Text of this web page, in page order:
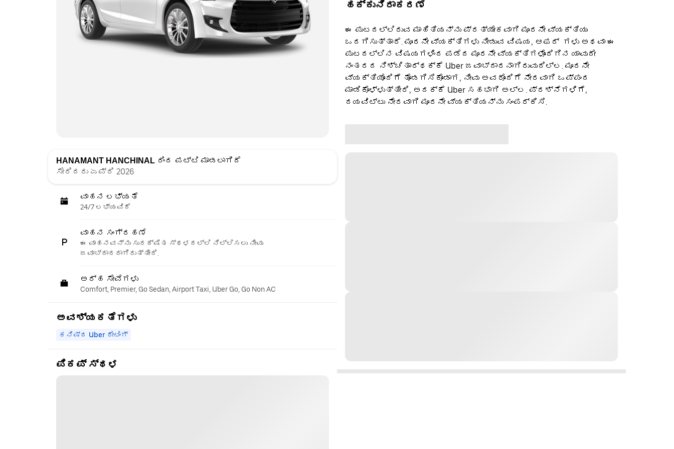
HANAMANT HANCHINAL ರಿಂದ ಪಟ್ಟಿ ಮಾಡಲಾಗಿದೆ
ಸೇರಿದರು ಏಪ್ರಿ 2026
ವಾಹನ ಲಭ್ಯತೆ
24/7 ಲಭ್ಯವಿದೆ
ವಾಹನ ಸಂಗ್ರಹಣೆ
ಈ ವಾಹನವನ್ನು ಸುರಕ್ಷಿತ ಸ್ಥಳದಲ್ಲಿ ನಿಲ್ಲಿಸಲು ನೀವು
ಜವಾಬ್ದಾರರಾಗಿರುತ್ತೀರಿ.
ಅರ್ಹ ಸೇವೆಗಳು
Comfort, Premier, Go Sedan, Airport Taxi, Uber Go, Go Non AC
ಅವಶ್ಯಕತೆಗಳು
ಕನಿಷ್ಠ Uber ರೇಟಿಂಗ್
ಪಿಕಪ್ ಸ್ಥಳ
ಹಕ್ಕುನಿರಾಕರಣೆ
ಈ ಪುಟದಲ್ಲಿರುವ ಮಾಹಿತಿಯನ್ನು ಪ್ರತ್ಯೇಕವಾಗಿ ಮೂರನೇ ವ್ಯಕ್ತಿಯು
ಒದಗಿಸುತ್ತಾರೆ. ಮೂರನೇ ವ್ಯಕ್ತಿಗಳು ನೀಡುವ ವಿಷಯ, ಆಫರ್ ‌ ಗಳು ಅಥವಾ ಈ
ಪುಟದಲ್ಲಿನ ವಿಷಯಗಳಿಂದ ಪಡೆದ ಮೂರನೇ ವ್ಯಕ್ತಿಗಳೊಂದಿಗಿನ ಯಾವುದೇ
ನಂತರದ ನಿಶ್ಚಿತಾರ್ಥಕ್ಕೆ Uber ಜವಾಬ್ದಾರನಾಗಿರುವುದಿಲ್ಲ. ಮೂರನೇ
ವ್ಯಕ್ತಿಯೊಂದಿಗೆ ತೊಡಗಿಸಿಕೊಂಡಾಗ, ನೀವು ಅವರೊಂದಿಗೆ ನೇರವಾಗಿ ಒಪ್ಪಂದ
ಮಾಡಿಕೊಳ್ಳುತ್ತೀರಿ, ಅದಕ್ಕೆ Uber ಸಹಭಾಗಿ ಅಲ್ಲ. ಪ್ರಶ್ನೆಗಳಿಗೆ,
ದಯವಿಟ್ಟು ನೇರವಾಗಿ ಮೂರನೇ ವ್ಯಕ್ತಿಯನ್ನು ಸಂಪರ್ಕಿಸಿ.